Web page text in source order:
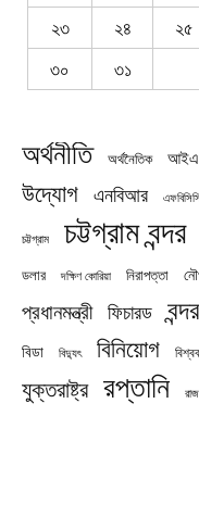
২৩
২৪ ২৫
৩০
৩১
অর্থনীতি অর্থনৈতিক
উদ্যোগ এনবিআর
চট্টগ্রাম চট্টগ্রাম বন্দর
ডলার দক্ষিণ কোরিয়া নিরাপত্তা
প্রধানমন্ত্রী ফিচারড বন্দর
বিডা বিদ্যুৎ বিনিয়োগ
যুক্তরাষ্ট্র রপ্তানি